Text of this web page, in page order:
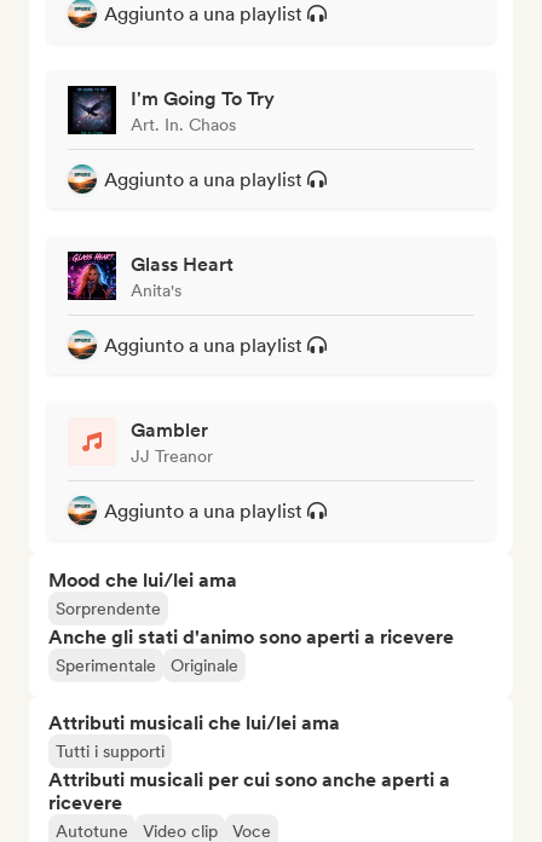
Aggiunto a una playlist
I'm Going To Try
Art. In. Chaos
Aggiunto a una playlist
Glass Heart
Anita's
Aggiunto a una playlist
Gambler
JJ Treanor
Aggiunto a una playlist
Mood che lui/lei ama
Sorprendente
Anche gli stati d'animo sono aperti a ricevere
Sperimentale Originale
Attributi musicali che lui/lei ama
Tutti i supporti
Attributi musicali per cui sono anche aperti a
ricevere
Autotune Video clip Voce